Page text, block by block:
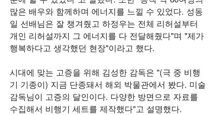
많은 배우와 함께하며 에너지를 느낄 수 있었다. 성동
일 선배님은 잘 챙겨줬고 하정우는 전체 리허설부터
개인 리허설까지 그 에너지를 다 전달해줬다"며 "제가
행복하다고 생각했던 현장"이라고 했다.
시대에 맞는 고증을 위해 김성한 감독은 "(극 중 비행
기 기종이) 지금 단종돼서 해외 박물관에서 봤다. 미술
감독님이 고증의 달인이다. 다양한 방면으로 자료를
수집해서 비행기 세트를 제작했다"고 설명했다.